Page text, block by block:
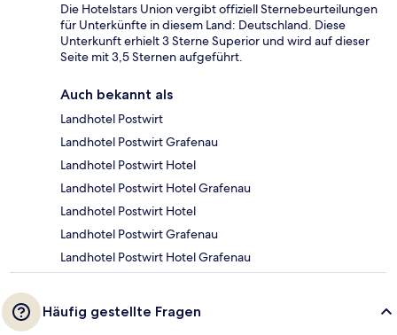
Die Hotelstars Union vergibt offiziell Sternebeurteilungen
für Unterkünfte in diesem Land: Deutschland. Diese
Unterkunft erhielt 3 Sterne Superior und wird auf dieser
Seite mit 3,5 Sternen aufgeführt.
Auch bekannt als
Landhotel Postwirt
Landhotel Postwirt Grafenau
Landhotel Postwirt Hotel
Landhotel Postwirt Hotel Grafenau
Landhotel Postwirt Hotel
Landhotel Postwirt Grafenau
Landhotel Postwirt Hotel Grafenau
Häufig gestellte Fragen